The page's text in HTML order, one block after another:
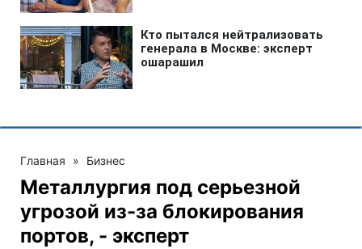
Главная » Бизнес
Металлургия под серьезной
угрозой из-за блокирования
портов, - эксперт